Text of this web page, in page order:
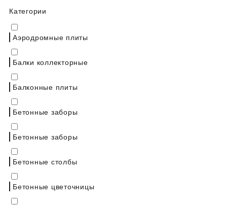
Категории
Аэродромные плиты
Балки коллекторные
Балконные плиты
Бетонные заборы
Бетонные заборы
Бетонные столбы
Бетонные цветочницы